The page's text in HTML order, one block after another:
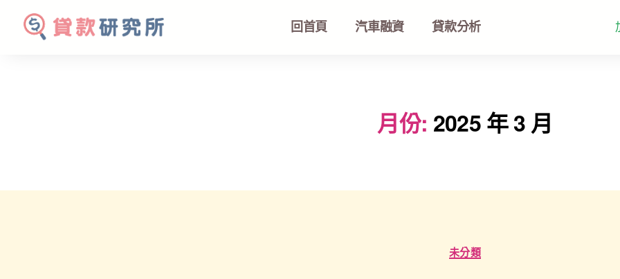
回首頁 汽車融資 貸款分析
月份: 2025 年 3 月
未分類